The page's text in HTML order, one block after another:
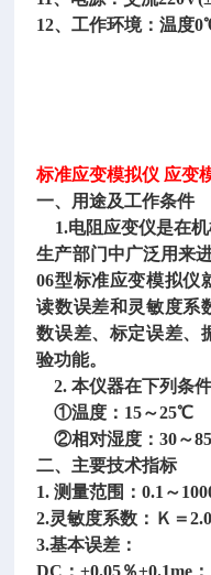
12、工作环境：温度
标准应变模拟仪 应变
一、用途及工作条件
1.电阻应变仪是在机
生产部门中广泛用来
06型标准应变模拟仪
读数误差和灵敏度系
数误差、标定误差、
验功能。
2. 本仪器在下列条件
①温度：15～25℃
②相对湿度：30～
二、主要技术指标
1. 测量范围：0.1～
2.灵敏度系数：Ｋ＝
3.基本误差：
DC：±0.05％±0.1me；